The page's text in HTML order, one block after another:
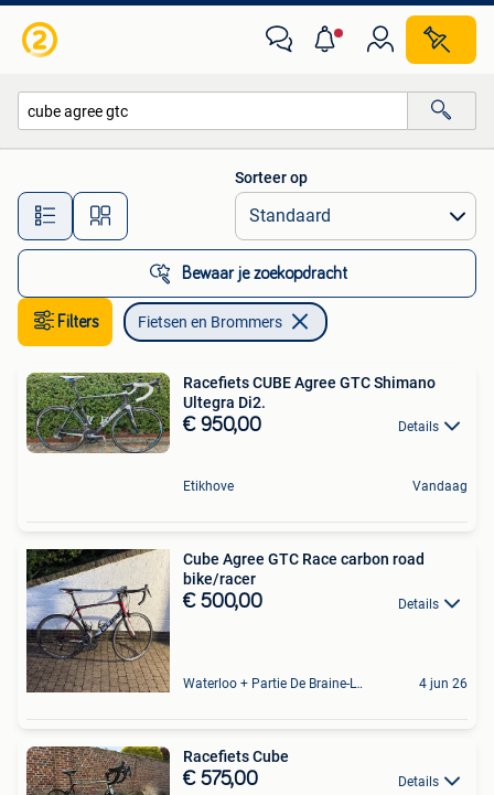
Alle afstanden…
Sorteer op
Bewaar je zoekopdracht
Filters Fietsen en Brommers
Racefiets CUBE Agree GTC Shimano
Ultegra Di2.
€ 950,00 Details
Etikhove Vandaag
Cube Agree GTC Race carbon road
bike/racer
€ 500,00 Details
Waterloo + Partie De Braine-L'Alleud, De Ohain 4 jun 26
Racefiets Cube
€ 575,00 Details